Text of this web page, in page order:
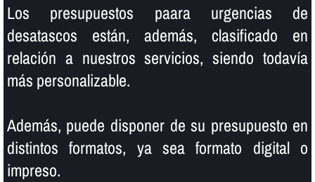
Los presupuestos paara urgencias de
desatascos están, además, clasificado en
relación a nuestros servicios, siendo todaví­a
más personalizable.
Además, puede disponer de su presupuesto en
distintos formatos, ya sea formato digital o
impreso.